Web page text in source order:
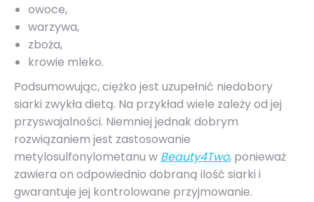
owoce,
warzywa,
zboża,
krowie mleko.
Podsumowując, ciężko jest uzupełnić niedobory
siarki zwykła dietą. Na przykład wiele zależy od jej
przyswajalności. Niemniej jednak dobrym
rozwiązaniem jest zastosowanie
metylosulfonylometanu w Beauty4Two, ponieważ
zawiera on odpowiednio dobraną ilość siarki i
gwarantuje jej kontrolowane przyjmowanie.